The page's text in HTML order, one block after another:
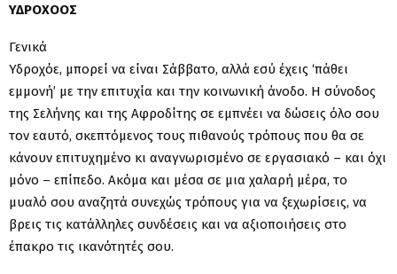
ΥΔΡΟΧΟΟΣ
Γενικά
Υδροχόε, μπορεί να είναι Σάββατο, αλλά εσύ έχεις ‘πάθει
εμμονή’ με την επιτυχία και την κοινωνική άνοδο. Η σύνοδος
της Σελήνης και της Αφροδίτης σε εμπνέει να δώσεις όλο σου
τον εαυτό, σκεπτόμενος τους πιθανούς τρόπους που θα σε
κάνουν επιτυχημένο κι αναγνωρισμένο σε εργασιακό – και όχι
μόνο – επίπεδο. Ακόμα και μέσα σε μια χαλαρή μέρα, το
μυαλό σου αναζητά συνεχώς τρόπους για να ξεχωρίσεις, να
βρεις τις κατάλληλες συνδέσεις και να αξιοποιήσεις στο
έπακρο τις ικανότητές σου.